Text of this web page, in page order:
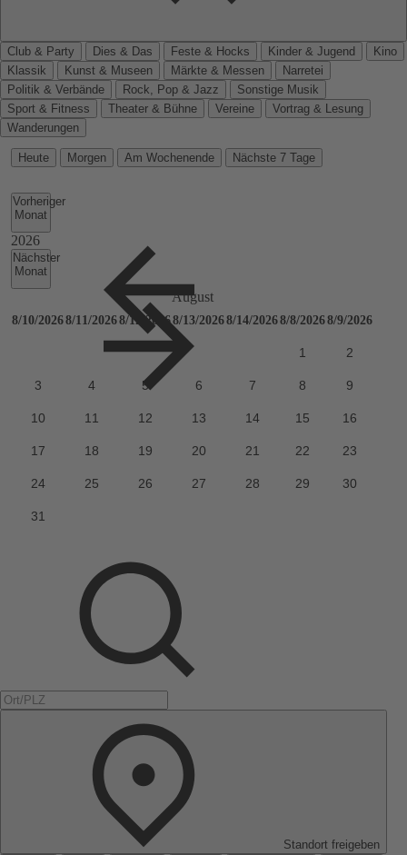
Club & Party Dies & Das Feste & Hocks Kinder & Jugend
Kino
Klassik
Kunst & Museen Märkte & Messen
Narretei
Politik & Verbände
Rock, Pop & Jazz
Sonstige Musik
Sport & Fitness
Theater & Bühne Vereine
Vortrag & Lesung
Wanderungen
Heute Morgen Am Wochenende Nächste 7 Tage
Vorheriger
Monat
Nächster
Monat
Standort freigeben